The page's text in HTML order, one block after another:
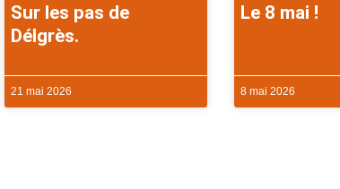
Sur les pas de
Délgrès.
21 mai 2026
Le 8 mai !
8 mai 2026